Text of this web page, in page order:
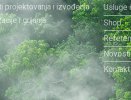
projektovanja i izvođenja
i grijanja.
Usluge
Shop
Novosti
Kontakt